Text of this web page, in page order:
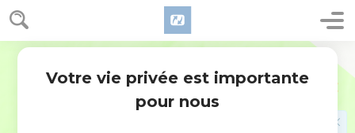
Psaumes 72
41.14
). Le verset 19 est comme un écho du psaume qui
précède.
Cette annotation, distincte à la fois du psaume et de la
doxologie, doit avoir formé la clôture d'un ancien recueil
Votre vie privée est importante
pour nous